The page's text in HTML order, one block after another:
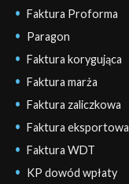
Faktura Proforma
Paragon
Faktura korygująca
Faktura marża
Faktura zaliczkowa
Faktura eksportowa
Faktura WDT
KP dowód wpłaty